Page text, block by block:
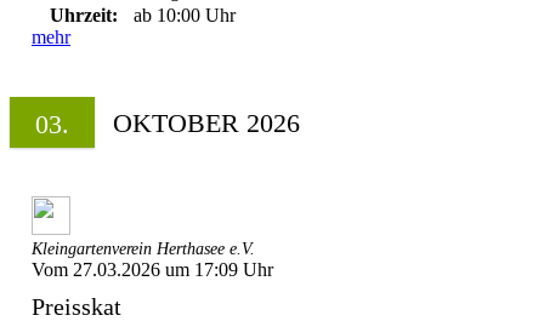
Uhrzeit:
ab 10:00 Uhr
mehr
03. OKTOBER 2026
Kleingartenverein Herthasee e.V.
Vom 27.03.2026 um 17:09 Uhr
Preisskat